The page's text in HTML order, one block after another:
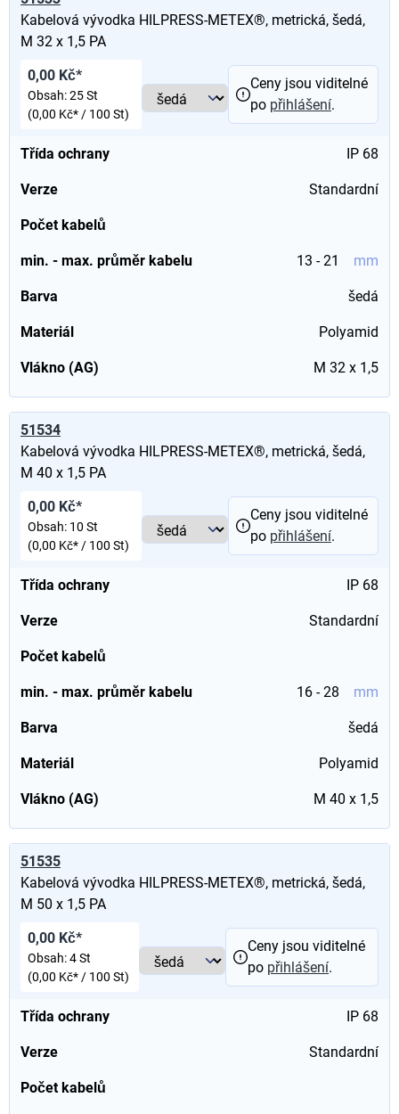
Kabelová vývodka HILPRESS-METEX®, metrická, šedá,
M 32 x 1,5 PA
Třída ochrany IP 68
Verze Standardní
Počet kabelů
min. - max. průměr kabelu 13 - 21 mm
Barva šedá
Materiál Polyamid
Vlákno (AG) M 32 x 1,5
0,00 Kč*
Obsah:25 St
(0,00 Kč* / 100 St)
Ceny jsou viditelné
po přihlášení.
51534
Kabelová vývodka HILPRESS-METEX®, metrická, šedá,
M 40 x 1,5 PA
Třída ochrany IP 68
Verze Standardní
Počet kabelů
min. - max. průměr kabelu 16 - 28 mm
Barva šedá
Materiál Polyamid
Vlákno (AG) M 40 x 1,5
0,00 Kč*
Obsah: 10 St
(0,00 Kč* / 100 St)
Ceny jsou viditelné
po přihlášení.
51535
Kabelová vývodka HILPRESS-METEX®, metrická, šedá,
M 50 x 1,5 PA
Třída ochrany IP 68
Verze Standardní
Počet kabelů
0,00 Kč*
Obsah:4 St
(0,00 Kč* / 100 St)
Ceny jsou viditelné
po přihlášení.